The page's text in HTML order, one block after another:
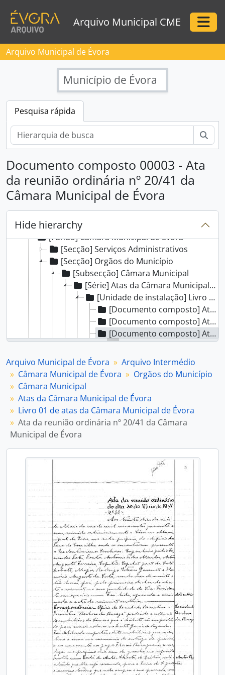
Arquivo Municipal CME
Arquivo Municipal de Évora
Município de Évora
Pesquisa rápida
Documento composto 00003 - Ata
da reunião ordinária nº 20/41 da
Câmara Municipal de Évora
Hide hierarchy
[Instituição arquivística] Arquivo Municipal de Évora
[Arquivo Intermédio] Arquivo Intermédio
[Fundo] Câmara Municipal de Évora
[Secção] Serviços Administrativos
[Secção] Orgãos do Município
[Subsecção] Câmara Municipal
[Série] Atas da Câmara Municipal de Évora
[Unidade de instalação] Livro 01 de atas da Câmara Municipal de Évora
[Documento composto] Ata da reunião ordinária nº 18/41 da Câmara Municipal de Évora
[Documento composto] Ata da reunião ordinária nº 19/41 da Câmara Municipal de Évora
[Documento composto] Ata da reunião ordinária nº 20/41 da Câmara Municipal de Évora
[Documento composto] Ata da reunião ordinária nº 21/41 da Câmara Municipal de Évora
[Documento composto] Ata da reunião ordinária nº 22/41 da Câmara Municipal de Évora
[Documento composto] Ata da reunião ordinária nº 23/41 da Câmara Municipal de Évora
[Documento composto] Ata da reunião ordinária nº 24/41 da Câmara Municipal de Évora
[Documento composto] Ata da reunião ordinária nº 25/41 da Câmara Municipal de Évora
[Documento composto] Ata da reunião ordinária nº 26/41 da Câmara Municipal de Évora
[Documento composto] Ata da reunião ordinária nº 27/41 da Câmara Municipal de Évora
[Documento composto] Ata da reunião ordinária nº 31/41da Câmara Municipal de Évora
[Documento composto] Ata da reunião ordinária nº 32/41 da Câmara Municipal de Évora
[Documento composto] Ata da reunião ordinária nº 33/41 da Câmara Municipal de Évora
[Documento composto] Ata da reunião ordinária nº 34/41 da Câmara Municipal de Évora
[Documento composto] Ata da reunião ordinária nº 35/41 da Câmara Municipal de Évora
[Documento composto] Ata da reunião ordinária nº 36/41 da Câmara Municipal de Évora
[Documento composto] Ata da reunião ordinária nº 37/41 da Câmara Municipal de Évora
[Documento composto] Ata da reunião ordinária nº 38/41 da Câmara Municipal de Évora
[Documento composto] Ata da reunião ordinária nº 39/41 da Câmara Municipal de Évora
[Documento composto] Ata da reunião ordinária nº 40/41 da Câmara Municipal de Évora
[Documento composto] Ata da reunião de verificação de poderes e de eleição do procurador do Conselho Provincial nº 41/41 da Câmara Municipal de Évora
[Documento composto] Ata da reunião ordinária nº 42/41 da Câmara Municipal de Évora
[Documento composto] Ata da reunião ordinária nº 43/41 da Câmara Municipal de Évora
[Documento composto] Ata da reunião ordinária nº 44/41 da Câmara Municipal de Évora
[Documento composto] Ata da reunião ordinária nº 45/41 da Câmara Municipal de Évora
[Documento composto] Ata da reunião ordinária nº 1/42 da Câmara Municipal de Évora
[Documento composto] Ata da reunião ordinária nº 2/42 da Câmara Municipal de Évora
[Documento composto] Ata da reunião ordinária nº 3/42 da Câmara Municipal de Évora
Arquivo Municipal de Évora
Arquivo Intermédio
Câmara Municipal de Évora
Orgãos do Município
Câmara Municipal
Atas da Câmara Municipal de Évora
Livro 01 de atas da Câmara Municipal de Évora
Ata da reunião ordinária nº 20/41 da Câmara
Municipal de Évora